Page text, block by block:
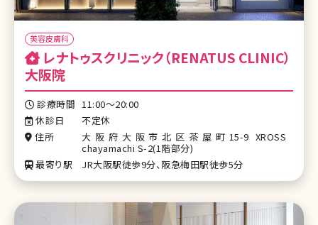
美容皮膚科
大阪院
診療時間 11:00〜20:00
休診日
不定休
住所
大阪府大阪市北区茶屋町15-9 XROSS
chayamachi S-2(1階部分)
最寄り駅
JR大阪駅徒歩9分、阪急梅田駅徒歩5分